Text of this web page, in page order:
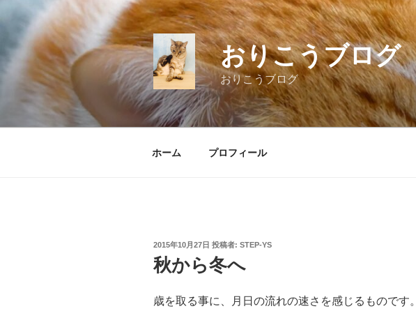
ン
キ
おりこうブログ
おりこうブログ
ホーム プロフィール
投
稿
日:
2015年10月27日 投稿者: STEP-YS
秋から冬へ
歳を取る事に、月日の流れの速さを感じるものです。